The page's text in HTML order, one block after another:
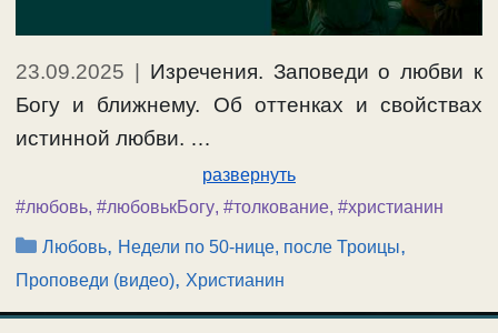
23.09.2025
Изречения. Заповеди о любви к
Богу и ближнему. Об оттенках и свойствах
истинной любви. …
развернуть
#любовь, #любовькБогу, #толкование, #христианин
Рубрики
Любовь, Недели по 50-нице, после Троицы,
Проповеди (видео), Христианин